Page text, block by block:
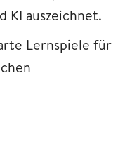
KI auszeichnet.
Lernspiele für